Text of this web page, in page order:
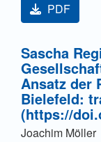
PDF
Sascha
Ansatz der
Bielefeld:
(https://
Joachim Möller